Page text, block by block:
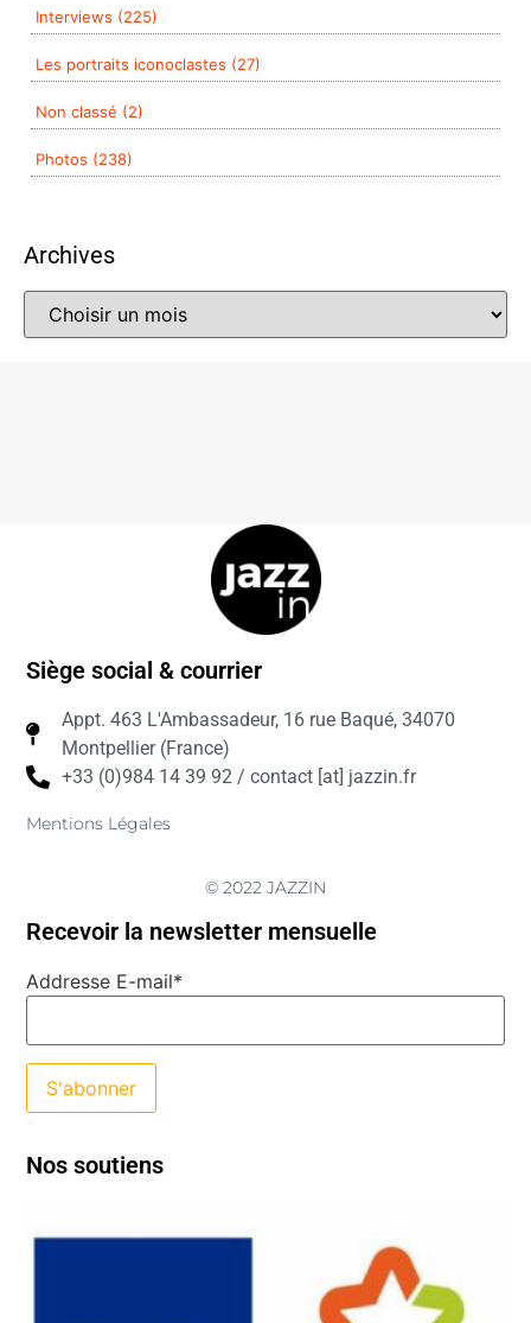
Interviews (225)
Les portraits iconoclastes (27)
Non classé (2)
Photos (238)
Archives
Siège social & courrier
Appt. 463 L'Ambassadeur, 16 rue Baqué, 34070
Montpellier (France)
+33 (0)984 14 39 92 / contact [at] jazzin.fr
Mentions Légales
© 2022 JAZZIN
Recevoir la newsletter mensuelle
Addresse E-mail*
Nos soutiens